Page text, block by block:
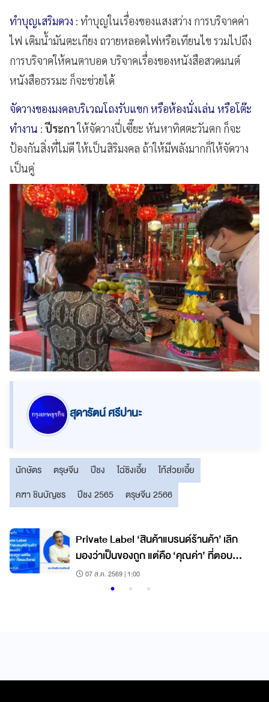
ทำบุญเสริมดวง : ทำบุญในเรื่องของแสงสว่าง การบริจาคค่า
ไฟ เติมน้ำมันตะเกียง ถวายหลอดไฟหรือเทียนไข รวมไปถึง
การบริจาคให้คนตาบอด บริจาคเรื่องของหนังสือสวดมนต์
หนังสือธรรมะ ก็จะช่วยได้
จัดวางของมงคลบริเวณโถงรับแขก หรือห้องนั่งเล่น หรือโต๊ะ
ทำงาน :ปีระกาให้จัดวางปี่เซี๊ยะ หันหาทิศตะวันตก ก็จะ
ป้องกันสิ่งที่ไม่ดี ให้เป็นสิริมงคล ถ้าให้มีพลังมากก็ให้จัดวาง
เป็นคู่
สุดารัตน์ ศรีปานะ
นักษัตร ตรุษจีน ปีชง ไฉ่ซิงเอี้ย
ไท้ส่วยเอี้ย
คฑา ชินบัญชร
ปีชง 2565 ตรุษจีน 2566
Private Label ‘สินค้าแบรนด์ร้านค้า’ เลิก
มองว่าเป็นของถูก แต่คือ ‘คุณค่า’ ที่ตอบ
โจทย์07 ส.ค. 2569 | 1:00